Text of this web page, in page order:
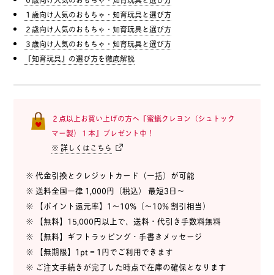
１歳向け人気のおもちゃ・知育玩具と選び方
２歳向け人気のおもちゃ・知育玩具と選び方
３歳向け人気のおもちゃ・知育玩具と選び方
『知育玩具』の選び方を徹底解説
２点以上お買い上げの方へ『蜜蝋クレヨン（シュトック
マー製）１本』プレゼント中！
※ 詳しくはこちら
※ 代金引換とクレジットカード（一括）が可能
※ 送料全国一律 1,000円（税込） 最短3日〜
※ 【ポイント還元率】1〜10%（〜10% 割引相当）
※ 【無料】15,000円以上で、送料・代引き手数料無料
※ 【無料】ギフトラッピング・手書きメッセージ
※ 【無期限】1pt = 1円でご利用できます
※ ご注文手続きが完了した時点で在庫の確保となります